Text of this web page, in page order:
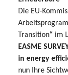
Die EU-
Transition“ im
EASME
in energy
nun Ihre